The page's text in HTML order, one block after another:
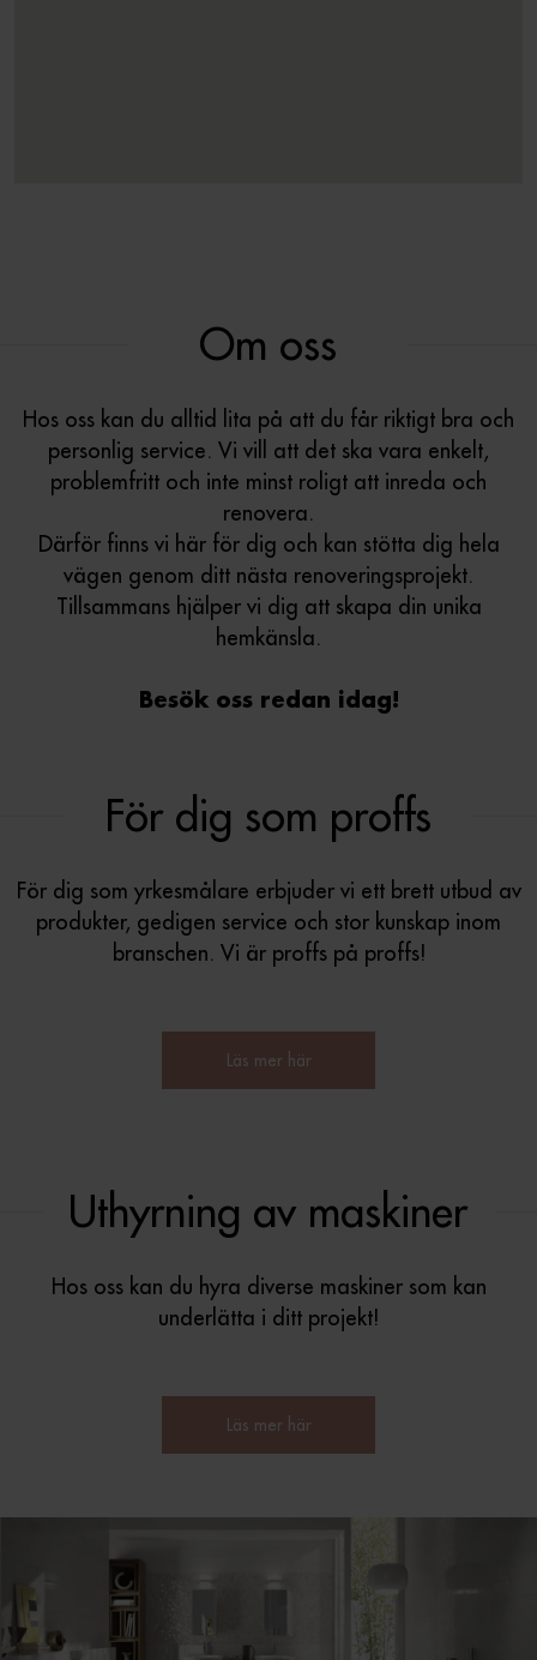
Om oss
Hos oss kan du alltid lita på att du får riktigt bra och
personlig service. Vi vill att det ska vara enkelt,
problemfritt och inte minst roligt att inreda och
renovera.
Därför finns vi här för dig och kan stötta dig hela
vägen genom ditt nästa renoveringsprojekt.
Tillsammans hjälper vi dig att skapa din unika
hemkänsla.
Besök oss redan idag!
För dig som proffs
För dig som yrkesmålare erbjuder vi ett brett utbud av
produkter, gedigen service och stor kunskap inom
branschen. Vi är proffs på proffs!
Läs mer här
Uthyrning av maskiner
Hos oss kan du hyra diverse maskiner som kan
underlätta i ditt projekt!
Läs mer här